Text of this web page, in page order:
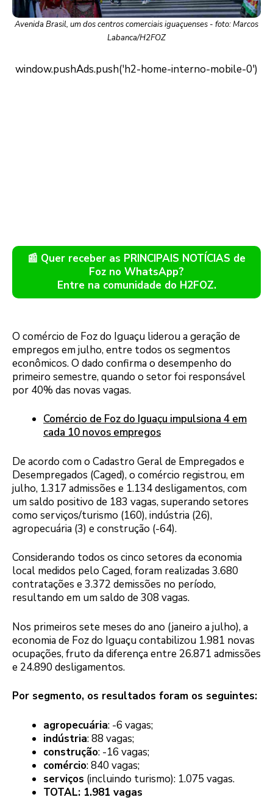
Avenida Brasil, um dos centros comerciais iguaçuenses - foto: Marcos
Labanca/H2FOZ
📰 Quer receber as PRINCIPAIS NOTÍCIAS de
Foz no WhatsApp?
Entre na comunidade do H2FOZ.
O comércio de Foz do Iguaçu liderou a geração de
empregos em julho, entre todos os segmentos
econômicos. O dado confirma o desempenho do
primeiro semestre, quando o setor foi responsável
por 40% das novas vagas.
Comércio de Foz do Iguaçu impulsiona 4 em
cada 10 novos empregos
De acordo com o Cadastro Geral de Empregados e
Desempregados (Caged), o comércio registrou, em
julho, 1.317 admissões e 1.134 desligamentos, com
um saldo positivo de 183 vagas, superando setores
como serviços/turismo (160), indústria (26),
agropecuária (3) e construção (-64).
Considerando todos os cinco setores da economia
local medidos pelo Caged, foram realizadas 3.680
contratações e 3.372 demissões no período,
resultando em um saldo de 308 vagas.
Nos primeiros sete meses do ano (janeiro a julho), a
economia de Foz do Iguaçu contabilizou 1.981 novas
ocupações, fruto da diferença entre 26.871 admissões
e 24.890 desligamentos.
Por segmento, os resultados foram os seguintes:
agropecuária: -6 vagas;
indústria: 88 vagas;
construção: -16 vagas;
comércio: 840 vagas;
serviços (incluindo turismo): 1.075 vagas.
TOTAL: 1.981 vagas